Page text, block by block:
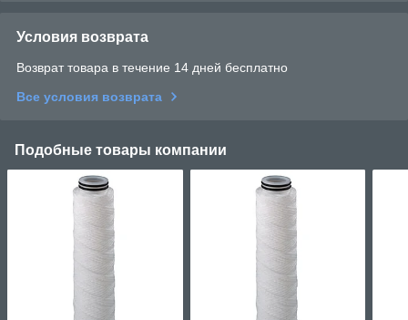
Условия возврата
Возврат товара в течение 14 дней бесплатно
Все условия возврата
Подобные товары компании